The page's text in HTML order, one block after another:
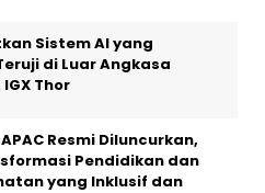
Sistem AI yang
di Luar Angkasa
Thor
Resmi Diluncurkan,
Pendidikan dan
yang Inklusif dan